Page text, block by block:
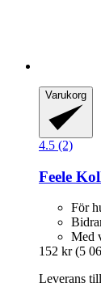
Varukorg
4.5 (2)
Feele
För
Med
152 kr (5
Leverans